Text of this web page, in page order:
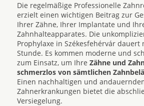
Die regelmäßige Professionelle
erzielt einen wichtigen Beitrag zur
Ihrer Zähne, Ihrer Implantate und
Zahnhalteapparates. Die
Prophylaxe in Székesfehérvár dauert
Stunde. Es kommen moderne und
zum Einsatz, um Ihre Zähne und
schmerzlos von sämtlichen
Einen nachhaltigen und
Zahnerkrankungen bietet die
Versiegelung.